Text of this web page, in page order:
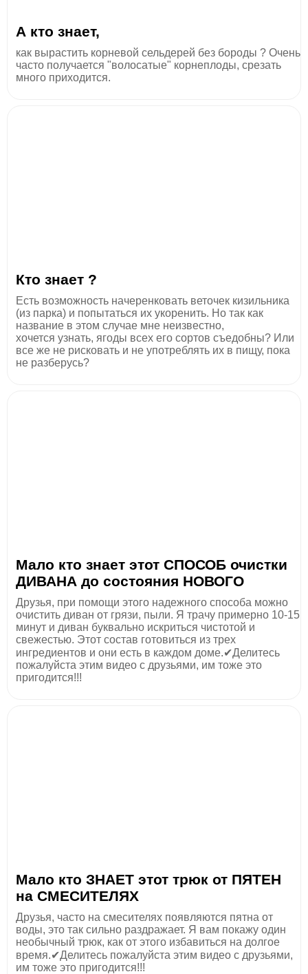
А кто знает,
как вырастить корневой сельдерей без бороды ? Очень
часто получается "волосатые" корнеплоды, срезать
много приходится.
Кто знает ?
Есть возможность начеренковать веточек кизильника
(из парка) и попытаться их укоренить. Но так как
название в этом случае мне неизвестно,
хочется узнать, ягоды всех его сортов съедобны? Или
все же не рисковать и не употреблять их в пищу, пока
не разберусь?
Мало кто знает этот СПОСОБ очистки
ДИВАНА до состояния НОВОГО
Друзья, при помощи этого надежного способа можно
очистить диван от грязи, пыли. Я трачу примерно 10-15
минут и диван буквально искриться чистотой и
свежестью. Этот состав готовиться из трех
ингредиентов и они есть в каждом доме.✔Делитесь
пожалуйста этим видео с друзьями, им тоже это
пригодится!!!
Мало кто ЗНАЕТ этот трюк от ПЯТЕН
на СМЕСИТЕЛЯХ
Друзья, часто на смесителях появляются пятна от
воды, это так сильно раздражает. Я вам покажу один
необычный трюк, как от этого избавиться на долгое
время.✔Делитесь пожалуйста этим видео с друзьями,
им тоже это пригодится!!!